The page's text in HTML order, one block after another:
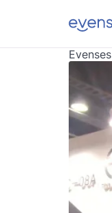
Evenses